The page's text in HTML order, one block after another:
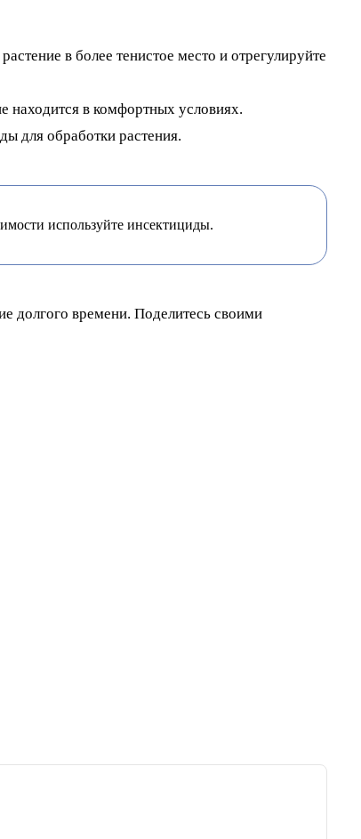
в более тенистое место и отрегулируйте
находится в комфортных условиях.
для обработки растения.
используйте инсектициды.
долгого времени. Поделитесь своими